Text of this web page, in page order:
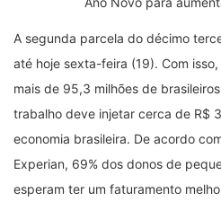
A segunda parcela do décimo
até hoje sexta-feira (19). Com
mais de 95,3 milhões de
trabalho deve injetar cerca de R$
economia brasileira. De acordo
Experian, 69% dos donos de
esperam ter um faturamento